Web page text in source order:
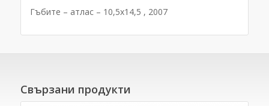
Гъбите – атлас – 10,5х14,5 , 2007
Свързани продукти